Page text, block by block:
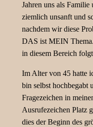
Jahren uns als
ziemlich unsanft und
nachdem wir diese
DAS ist MEIN
in diesem Bereich
Im Alter von 45 hatte
bin selbst hochbegabt
Fragezeichen in
Ausrufezeichen Platz
dies der Beginn des